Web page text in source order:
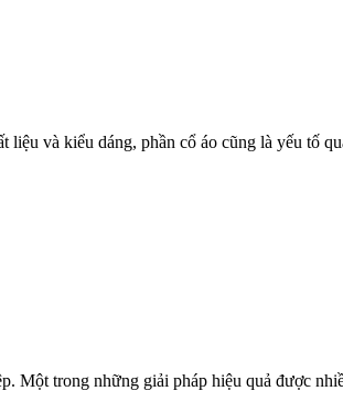
và kiểu dáng, phần cổ áo cũng là yếu tố
Một trong những giải pháp hiệu quả được